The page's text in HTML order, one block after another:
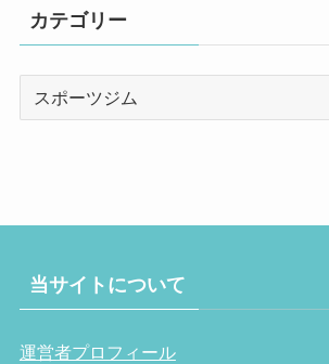
カテゴリー
当サイトについて
運営者プロフィール